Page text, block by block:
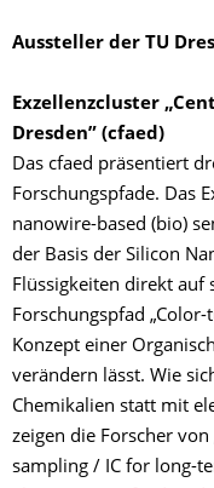
Aussteller der TU
Exzellenzcluster
Dresden” (cfaed)
Das cfaed präsentiert
Forschungspfade. Das
nanowire-based (bio)
der Basis der Silicon
Flüssigkeiten direkt auf
Forschungspfad
Konzept einer
verändern lässt. Wie
Chemikalien statt mit
zeigen die Forscher
sampling / IC for long-